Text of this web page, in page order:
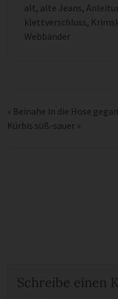
alt, alte Jeans,
klettverschluss,
Webbänder
« Beinahe in die Hose
Kürbis süß-sauer »
Schreibe einen